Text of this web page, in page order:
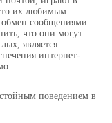
их любимым
сообщениями.
что они могут
является
интернет-
поведением в